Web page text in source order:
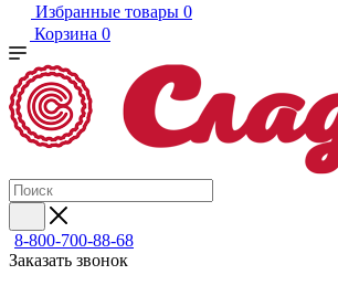
Избранные товары 0
Корзина 0
8-800-700-88-68
Заказать звонок